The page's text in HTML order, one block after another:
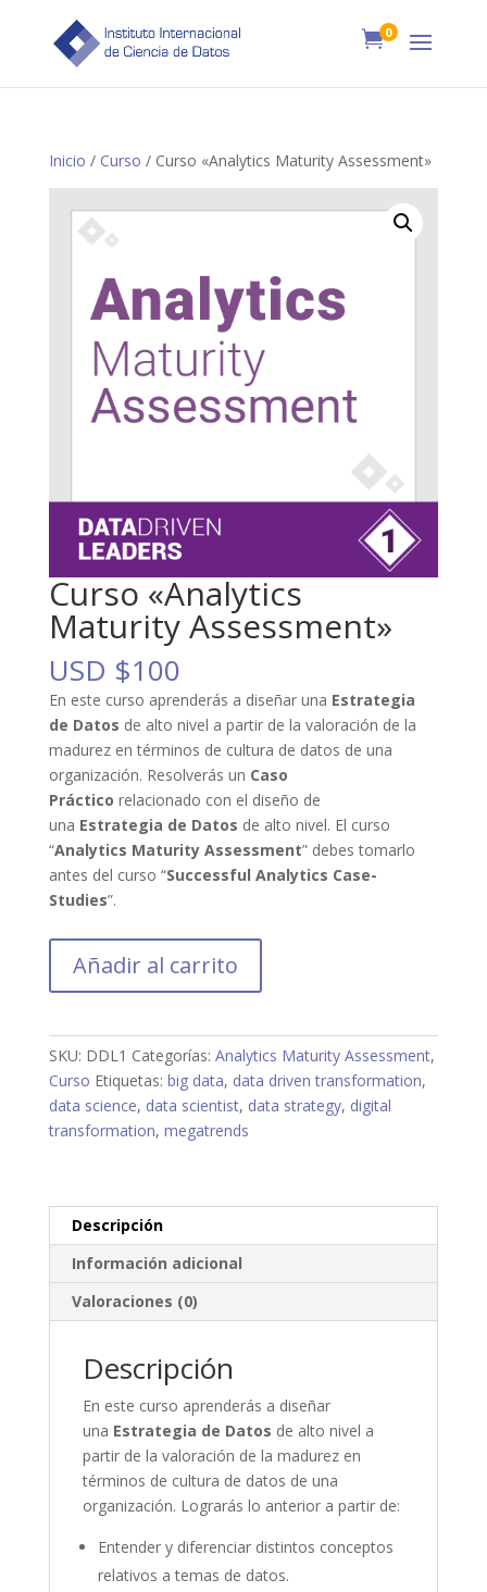
0
Inicio / Curso / Curso «Analytics Maturity Assessment»
Curso «Analytics
Maturity Assessment»
USD $100
En este curso aprenderás a diseñar una Estrategia
de Datos de alto nivel a partir de la valoración de la
madurez en términos de cultura de datos de una
organización. Resolverás un Caso
Práctico relacionado con el diseño de
una Estrategia de Datos de alto nivel. El curso
“Analytics Maturity Assessment” debes tomarlo
antes del curso “Successful Analytics Case-
Studies”.
"Analytics
cantidad
Añadir al carrito
SKU: DDL1 Categorías: Analytics Maturity Assessment,
Curso Etiquetas: big data, data driven transformation,
data science, data scientist, data strategy, digital
transformation, megatrends
Descripción
Información adicional
Valoraciones (0)
Descripción
En este curso aprenderás a diseñar
una Estrategia de Datos de alto nivel a
partir de la valoración de la madurez en
términos de cultura de datos de una
organización. Lograrás lo anterior a partir de:
Entender y diferenciar distintos conceptos
relativos a temas de datos.